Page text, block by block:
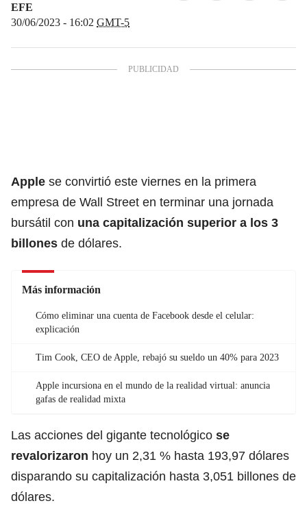
EFE
30/06/2023 - 16:02 GMT-5
Apple se convirtió este viernes en la primera
empresa de Wall Street en terminar una jornada
bursátil con una capitalización superior a los 3
billones de dólares.
Más información
Cómo eliminar una cuenta de Facebook desde el celular:
explicación
Tim Cook, CEO de Apple, rebajó su sueldo un 40% para 2023
Apple incursiona en el mundo de la realidad virtual: anuncia
gafas de realidad mixta
Las acciones del gigante tecnológico se
revalorizaron hoy un 2,31 % hasta 193,97 dólares
disparando su capitalización hasta 3,051 billones de
dólares.